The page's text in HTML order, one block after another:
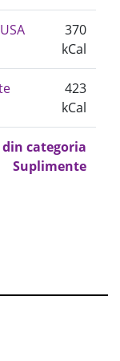
370
kCal
423
kCal
categoria
Suplimente